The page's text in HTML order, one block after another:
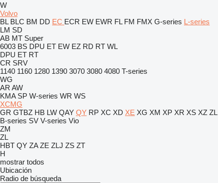
W
Volvo
BL BLC BM DD EC ECR EW EWR FL FM FMX G-series L-series
LM SD
AB MT Super
6003 BS DPU ET EW EZ RD RT WL
DPU ET RT
CR SRV
1140 1160 1280 1390 3070 3080 4080 T-series
WG
AR AW
KMA SP W-series WR WS
XCMG
GR GTBZ HB LW QAY QY RP XC XD XE XG XM XP XR XS XZ ZL
B-series SV V-series Vio
ZM
ZL
HBT QY ZA ZE ZLJ ZS ZT
H
mostrar todos
Ubicación
Radio de búsqueda